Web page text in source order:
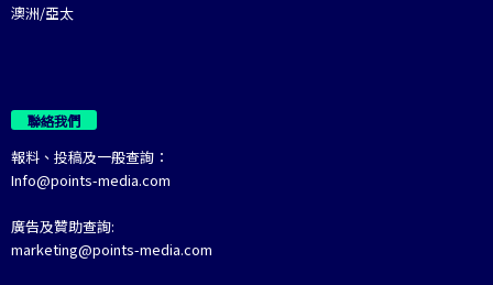
澳洲/亞太
聯絡我們
報料、投稿及一般查詢：
Info@points-media.com
廣告及贊助查詢:
marketing@points-media.com